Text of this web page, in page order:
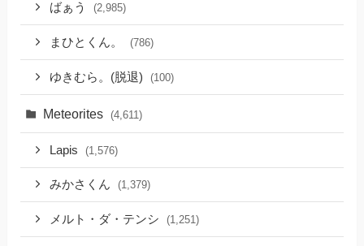
ばぁう (2,985)
まひとくん。 (786)
ゆきむら。(脱退) (100)
Meteorites (4,611)
Lapis (1,576)
みかさくん (1,379)
メルト・ダ・テンシ (1,251)